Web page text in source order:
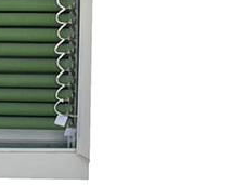
四川联动控制台
四川电气控制系统
四川频敏变阻器